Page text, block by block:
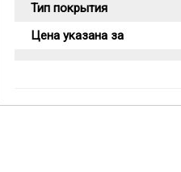
Тип покрытия
Цена указана за